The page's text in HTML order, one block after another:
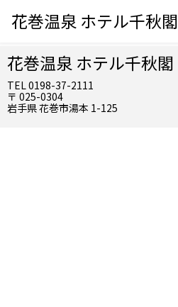
花巻温泉 ホテル千秋閣
花巻温泉 ホテル千秋閣
TEL 0198-37-2111
〒 025-0304
岩手県 花巻市湯本 1-125